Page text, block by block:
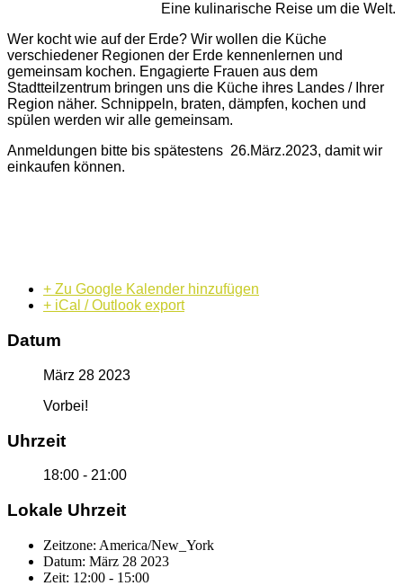
Eine kulinarische Reise um die Welt.
Wer kocht wie auf der Erde? Wir wollen die Küche
verschiedener Regionen der Erde kennenlernen und
gemeinsam kochen. Engagierte Frauen aus dem
Stadtteilzentrum bringen uns die Küche ihres Landes / Ihrer
Region näher. Schnippeln, braten, dämpfen, kochen und
spülen werden wir alle gemeinsam.
Anmeldungen bitte bis spätestens 26.März.2023, damit wir
einkaufen können.
+ Zu Google Kalender hinzufügen
+ iCal / Outlook export
Datum
März 28 2023
Vorbei!
Uhrzeit
18:00 - 21:00
Lokale Uhrzeit
Zeitzone: America/New_York
Datum: März 28 2023
Zeit: 12:00 - 15:00